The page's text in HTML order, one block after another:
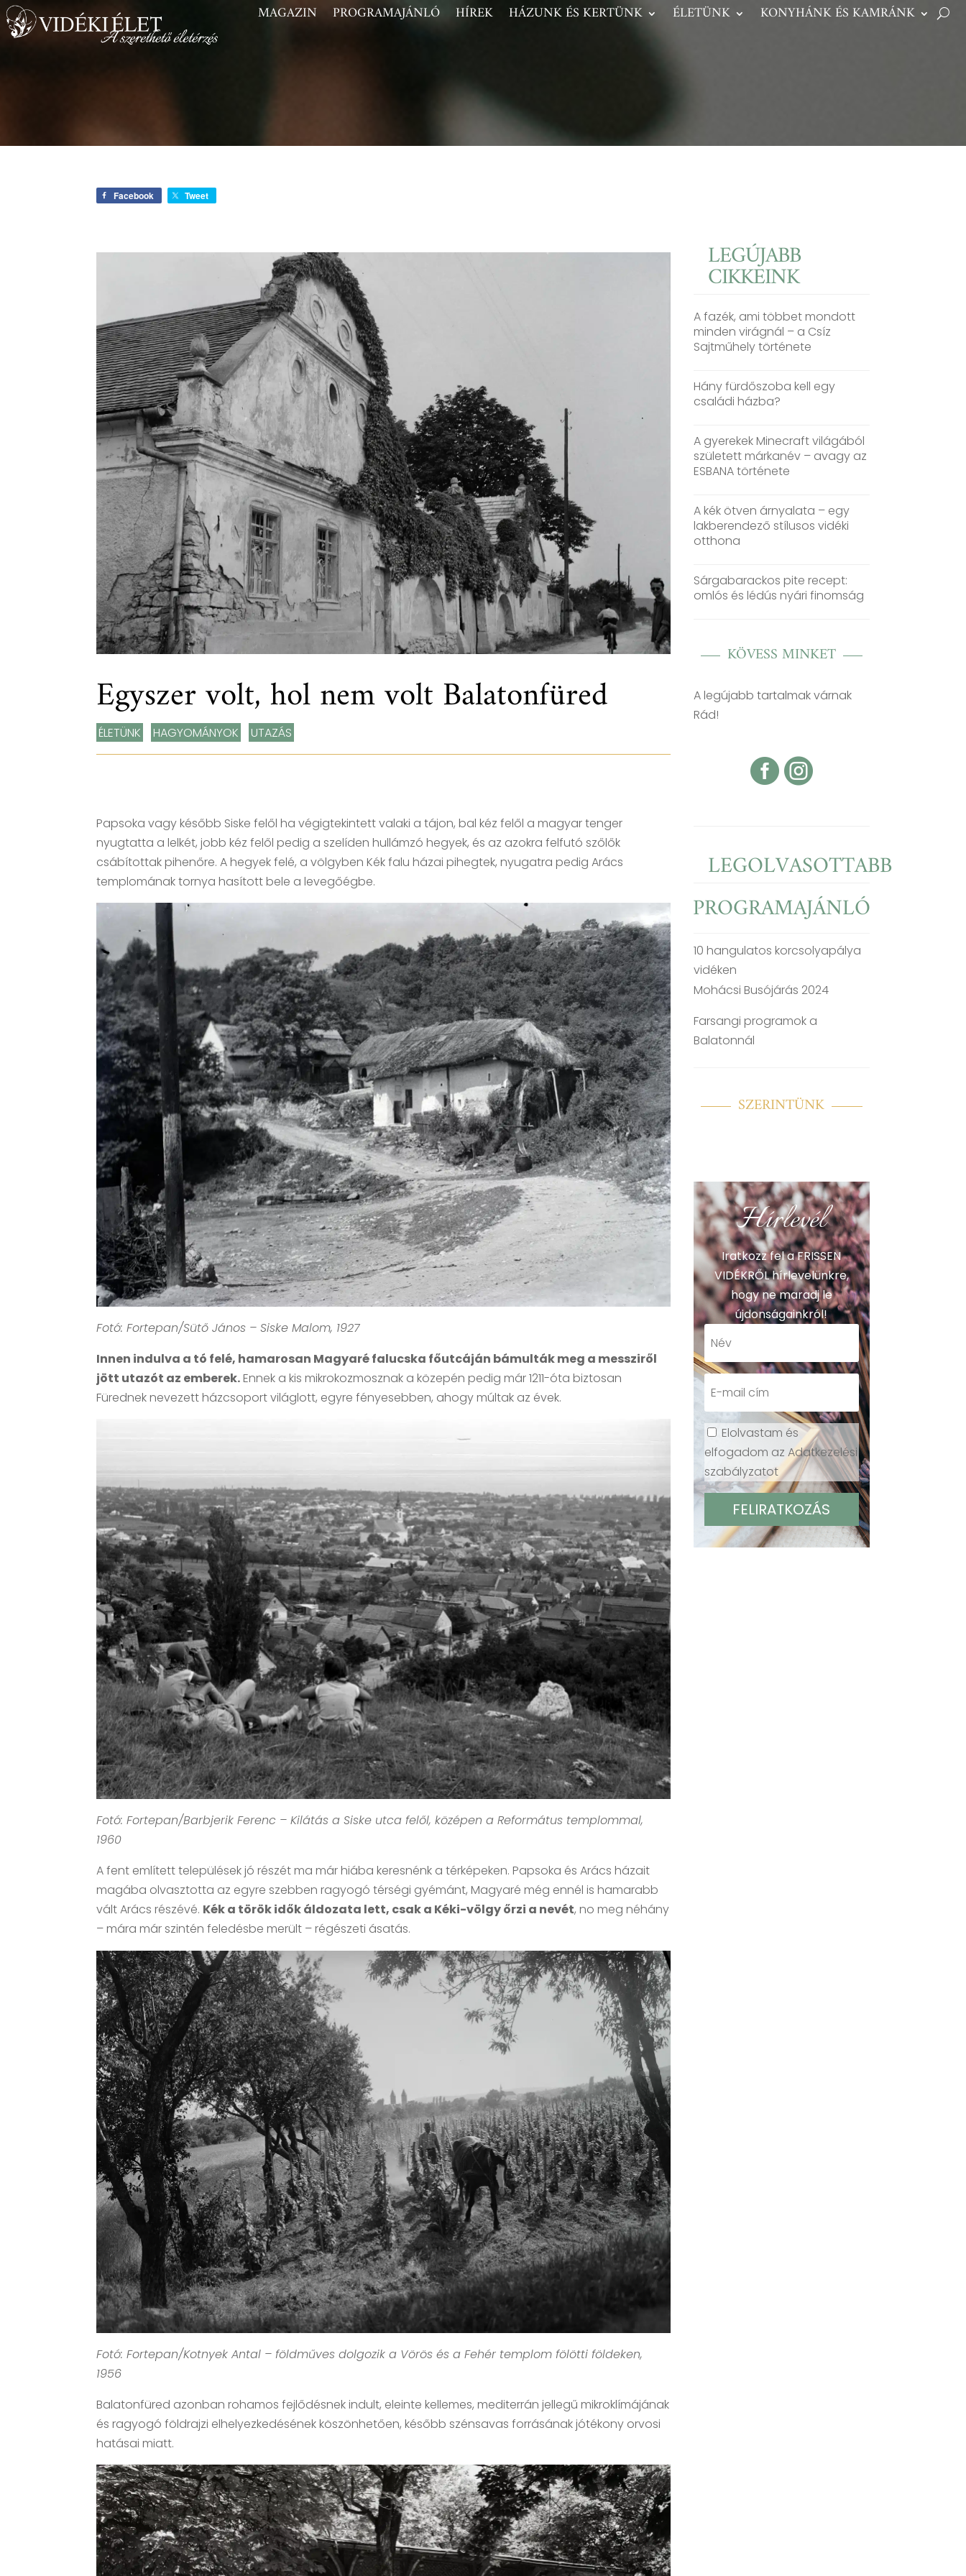
MAGAZIN PROGRAMAJÁNLÓ HÍREK HÁZUNK ÉS KERTÜNK ÉLETÜNK KONYHÁNK ÉS KAMRÁNK
Facebook Tweet
Egyszer volt, hol nem volt Balatonfüred
ÉLETÜNK HAGYOMÁNYOK UTAZÁS
Papsoka vagy később Siske felől ha végigtekintett valaki a tájon, bal kéz felől a magyar tenger
nyugtatta a lelkét, jobb kéz felől pedig a szelíden hullámzó hegyek, és az azokra felfutó szőlők
csábítottak pihenőre. A hegyek felé, a völgyben Kék falu házai pihegtek, nyugatra pedig Arács
templomának tornya hasított bele a levegőégbe.
Fotó: Fortepan/Sütő János – Siske Malom, 1927
Innen indulva a tó felé, hamarosan Magyaré falucska főutcáján bámulták meg a messziről
jött utazót az emberek.Ennek a kis mikrokozmosznak a közepén pedig már 1211-óta biztosan
Fürednek nevezett házcsoport világlott, egyre fényesebben, ahogy múltak az évek.
Fotó: Fortepan/Barbjerik Ferenc – Kilátás a Siske utca felől, középen a Református templommal,
1960
A fent említett települések jó részét ma már hiába keresnénk a térképeken. Papsoka és Arács házait
magába olvasztotta az egyre szebben ragyogó térségi gyémánt, Magyaré még ennél is hamarabb
vált Arács részévé. Kék a török idők áldozata lett, csak a Kéki-völgy őrzi a nevét, no meg néhány
– mára már szintén feledésbe merült – régészeti ásatás.
Fotó: Fortepan/Kotnyek Antal – földműves dolgozik a Vörös és a Fehér templom fölötti földeken,
1956
Balatonfüred azonban rohamos fejlődésnek indult, eleinte kellemes, mediterrán jellegű mikroklímájának
és ragyogó földrajzi elhelyezkedésének köszönhetően, később szénsavas forrásának jótékony orvosi
hatásai miatt.
LEGÚJABB
CIKKEINK
A fazék, ami többet mondott
minden virágnál – a Csíz
Sajtműhely története
Hány fürdőszoba kell egy
családi házba?
A gyerekek Minecraft világából
született márkanév – avagy az
ESBANA története
A kék ötven árnyalata – egy
lakberendező stílusos vidéki
otthona
Sárgabarackos pite recept:
omlós és lédús nyári finomság
KÖVESS MINKET
A legújabb tartalmak várnak
Rád!

LEGOLVASOTTABB
PROGRAMAJÁNLÓ
10 hangulatos korcsolyapálya
vidéken
Mohácsi Busójárás 2024
Farsangi programok a
Balatonnál
SZERINTÜNK
Hírlevél
Iratkozz fel a FRISSEN
VIDÉKRŐL hírlevelünkre,
hogy ne maradj le
újdonságainkról!
Elolvastam és
elfogadom az Adatkezelési
szabályzatot